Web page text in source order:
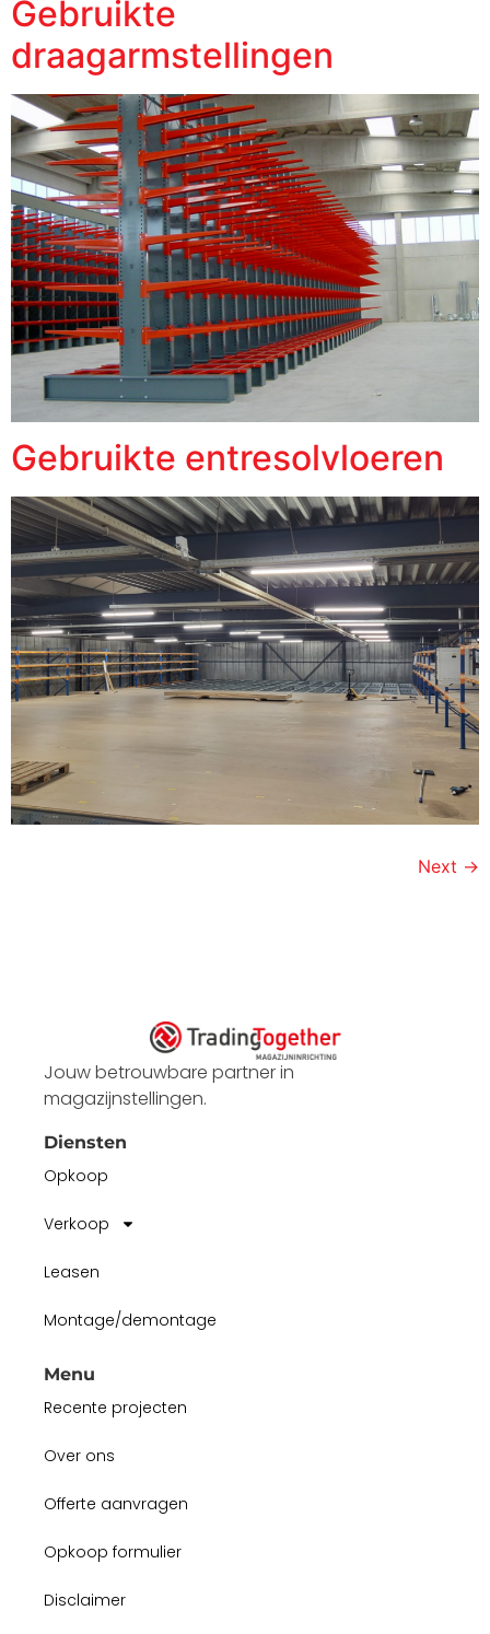
Gebruikte
draagarmstellingen
Gebruikte entresolvloeren
Next →
Jouw betrouwbare partner in
magazijnstellingen.
Diensten
Opkoop
Verkoop
Leasen
Montage/demontage
Menu
Recente projecten
Over ons
Offerte aanvragen
Opkoop formulier
Disclaimer